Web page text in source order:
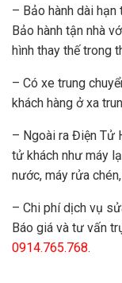
– Bảo hành dài
Bảo hành tận nhà
hình thay thế trong
– Có xe trung
khách hàng ở xa
– Ngoài ra Điện Tử
tử khách như máy
nước, máy rửa
– Chi phí dịch vụ
Báo giá và tư vấn
0914.765.768.